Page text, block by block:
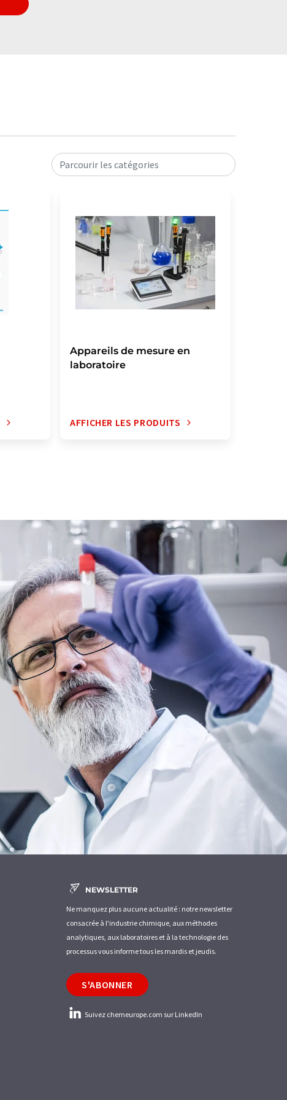
Parcourir les catégories
Appareils de mesure en
laboratoire
AFFICHER LES PRODUITS
NEWSLETTER
Ne manquez plus aucune actualité : notre newsletter
consacrée à l'industrie chimique, aux méthodes
analytiques, aux laboratoires et à la technologie des
processus vous informe tous les mardis et jeudis.
S'ABONNER
Suivez chemeurope.com sur LinkedIn